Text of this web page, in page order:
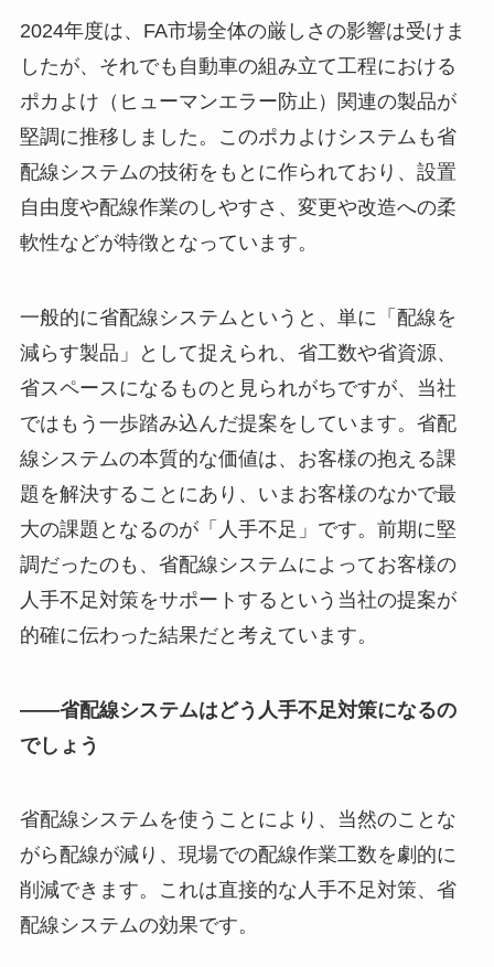
2024年度は、FA市場全体の厳しさの影響は受けま
したが、それでも自動車の組み立て工程における
ポカよけ（ヒューマンエラー防止）関連の製品が
堅調に推移しました。このポカよけシステムも省
配線システムの技術をもとに作られており、設置
自由度や配線作業のしやすさ、変更や改造への柔
軟性などが特徴となっています。
一般的に省配線システムというと、単に「配線を
減らす製品」として捉えられ、省工数や省資源、
省スペースになるものと見られがちですが、当社
ではもう一歩踏み込んだ提案をしています。省配
線システムの本質的な価値は、お客様の抱える課
題を解決することにあり、いまお客様のなかで最
大の課題となるのが「人手不足」です。前期に堅
調だったのも、省配線システムによってお客様の
人手不足対策をサポートするという当社の提案が
的確に伝わった結果だと考えています。
――省配線システムはどう人手不足対策になるの
でしょう
省配線システムを使うことにより、当然のことな
がら配線が減り、現場での配線作業工数を劇的に
削減できます。これは直接的な人手不足対策、省
配線システムの効果です。